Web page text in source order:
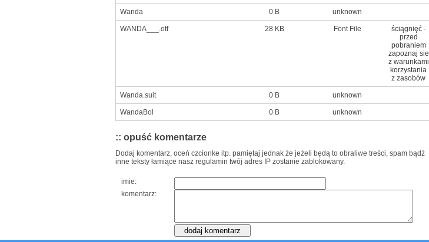
Wanda 0 B unknown
WANDA___.otf 28 KB Font File
ściągnięć -
przed
pobraniem
zapoznaj sie
z warunkami
korzystania
z zasobów
Wanda.suit 0 B unknown
WandaBol 0 B unknown
:: opuść komentarze
Dodaj komentarz, oceń czcionke itp. pamiętaj jednak że jeżeli będą to obraliwe treści, spam bądź
inne teksty łamiące nasz regulamin twój adres IP zostanie zablokowany.
imie:
komentarz: